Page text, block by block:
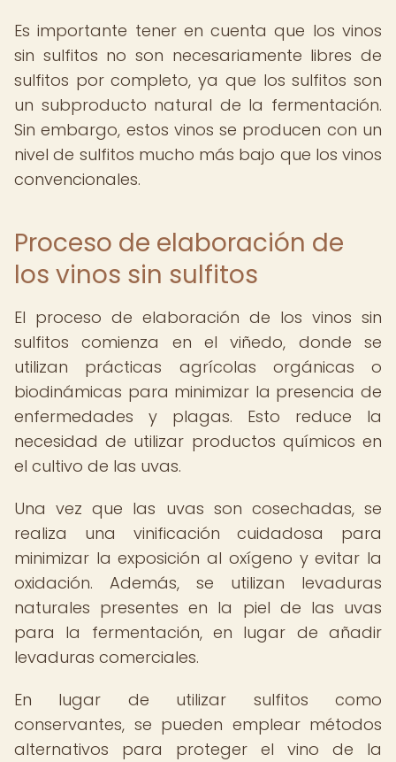
Es importante tener en cuenta que los vinos
sin sulfitos no son necesariamente libres de
sulfitos por completo, ya que los sulfitos son
un subproducto natural de la fermentación.
Sin embargo, estos vinos se producen con un
nivel de sulfitos mucho más bajo que los vinos
convencionales.
Proceso de elaboración de
los vinos sin sulfitos
El proceso de elaboración de los vinos sin
sulfitos comienza en el viñedo, donde se
utilizan prácticas agrícolas orgánicas o
biodinámicas para minimizar la presencia de
enfermedades y plagas. Esto reduce la
necesidad de utilizar productos químicos en
el cultivo de las uvas.
Una vez que las uvas son cosechadas, se
realiza una vinificación cuidadosa para
minimizar la exposición al oxígeno y evitar la
oxidación. Además, se utilizan levaduras
naturales presentes en la piel de las uvas
para la fermentación, en lugar de añadir
levaduras comerciales.
En lugar de utilizar sulfitos como
conservantes, se pueden emplear métodos
alternativos para proteger el vino de la